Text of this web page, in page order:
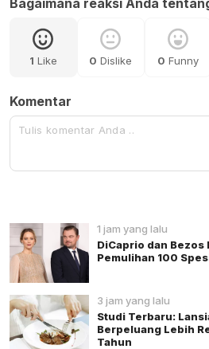
Bagaimana reaksi Anda
1 Like 0 Dislike 0 Funny
Komentar
1 jam yang lalu
DiCaprio dan Bezos
Pemulihan 100
3 jam yang lalu
Studi Terbaru:
Berpeluang Lebih
Tahun